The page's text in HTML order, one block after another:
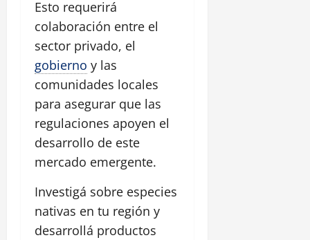
Esto requerirá
colaboración entre el
sector privado, el
gobierno y las
comunidades locales
para asegurar que las
regulaciones apoyen el
desarrollo de este
mercado emergente.
Investigá sobre especies
nativas en tu región y
desarrollá productos